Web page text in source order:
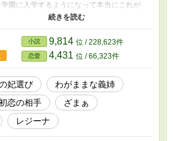
学園に入学するようになって本当にこれが
いのか悩み始めていた。そして、その頃、
ある第一王子アレクシスと第二王子ラフ
ルの妃選びが始まる。どちらが王太子にな
、その妃次第と言われていたが……
小説 9,814 位 / 228,623件
恋愛 4,431 位 / 66,323件
妃選び
わがままな義姉
恋の相手
ざまぁ
レジーナ